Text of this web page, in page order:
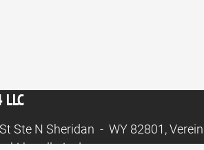
Ste N Sheridan - WY 82801,